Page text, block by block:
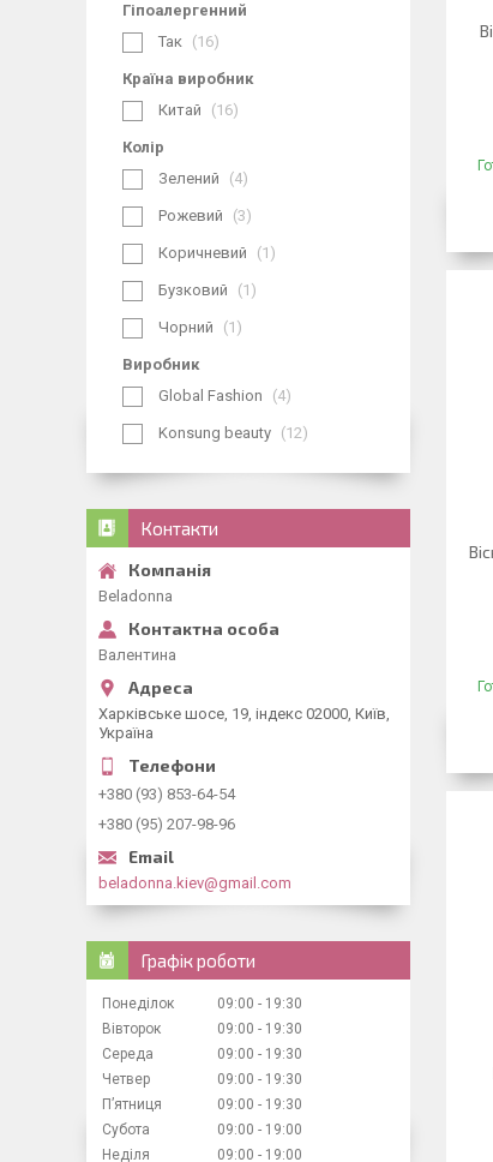
Гіпоалергенний
Так
16
Країна виробник
Китай
16
Колір
Зелений
4
Рожевий 3
Коричневий 1
Бузковий 1
Чорний 1
Виробник
Global Fashion
4
Konsung beauty 12
Контакти
Beladonna
Валентина
Харківське шосе, 19, індекс 02000, Київ,
Україна
+380 (93) 853-64-54
+380 (95) 207-98-96
beladonna.kiev@gmail.com
Графік роботи
Понеділок 09:00
19:30
Вівторок
09:00
19:30
Середа
09:00
19:30
Четвер
09:00
19:30
Пʼятниця
09:00
19:30
Субота
09:00
19:00
Неділя
09:00 19:00